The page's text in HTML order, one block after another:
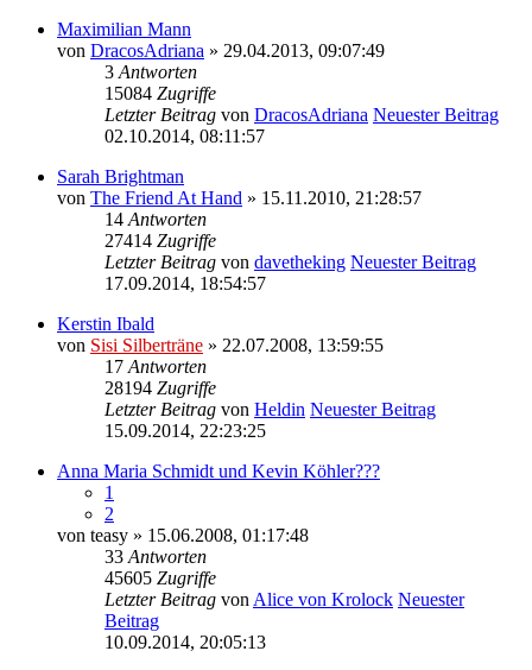
Maximilian Mann
von DracosAdriana » 29.04.2013, 09:07:49
3 Antworten
15084 Zugriffe
Letzter Beitrag von DracosAdriana Neuester Beitrag
02.10.2014, 08:11:57
Sarah Brightman
von The Friend At Hand » 15.11.2010, 21:28:57
14 Antworten
27414 Zugriffe
Letzter Beitrag von davetheking Neuester Beitrag
17.09.2014, 18:54:57
Kerstin Ibald
von Sisi Silberträne » 22.07.2008, 13:59:55
17 Antworten
28194 Zugriffe
Letzter Beitrag von Heldin Neuester Beitrag
15.09.2014, 22:23:25
Anna Maria Schmidt und Kevin Köhler???
1
2
von teasy » 15.06.2008, 01:17:48
33 Antworten
45605 Zugriffe
Letzter Beitrag von Alice von Krolock Neuester
Beitrag
10.09.2014, 20:05:13